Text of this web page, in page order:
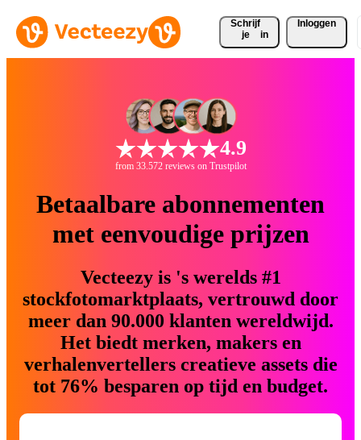
Schrijf
je
in
Inloggen
4.9
from 33.572 reviews on Trustpilot
Betaalbare abonnementen
met eenvoudige prijzen
Vecteezy is 's werelds #1
stockfotomarktplaats, vertrouwd door
meer dan 90.000 klanten wereldwijd.
Het biedt merken, makers en
verhalenvertellers creatieve assets die
tot 76% besparen op tijd en budget.